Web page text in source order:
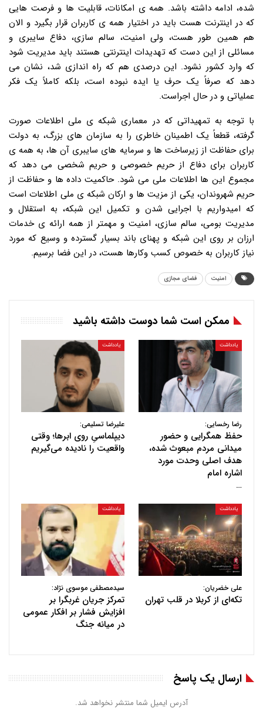
شده، ادامه داشته باشد. همه ی امکانات، قابلیت ها و فرصت هایی
که در اینترنت هست باید در اختیار همه ی کاربران قرار بگیرد و الان
هم همین طور هست، ولی امنیت، سالم سازی، دفاع سایبری و
مسائلی از این دست که تهدیدات اینترنتی هستند باید مدیریت شود
که وارد کشور نشود. این درصدی هم که راه اندازی شد، نشان می
دهد که صرفاً یک حرف یا ایده نبوده است، بلکه کاملاً یک فکر
عملیاتی و در حال اجراست.
با توجه به تمهیداتی که در معماری شبکه ی ملی اطلاعات صورت
گرفته، قطعاً یک اطمینان خاطری را به سازمان های بزرگ، به دولت
برای حفاظت از زیرساخت ها و سرمایه های سایبری آن ها، به همه ی
کاربران برای دفاع از حریم خصوصی و حریم شخصی می دهد که
مجموع این ها اطلاعات ملی می شود. حاکمیت داده ها و حفاظت از
حریم شهروندان، یکی از مزیت ها و ارکان شبکه ی ملی اطلاعات است
که امیدواریم با اجرایی شدن و تکمیل این شبکه، به استقلال و
مدیریت بومی، سالم سازی، امنیت و مهمتر از همه ارائه ی خدمات
ارزان بر روی این شبکه و پهنای باند بسیار گسترده و وسیع که مورد
نیاز کاربران به خصوص کسب وکارها هست، در این فضا برسیم.
امنیت فضای مجازی
ممکن است شما دوست داشته باشید
یادداشت
رضا رخسایی:
حفظ همگرایی و حضور
میدانی مردم مبعوث شده،
هدف اصلی وحدت مورد
اشاره امام
…
یادداشت
علیرضا تسلیمی:
دیپلماسیِ روی ابرها؛ وقتی
واقعیت را نادیده می‌گیریم
یادداشت
علی خضریان:
تکه‌ای از کربلا در قلب تهران
یادداشت
سیدمصطفی موسوی نژاد:
تمرکز جریان غربگرا بر
افزایش فشار بر افکار عمومی
در میانه جنگ
ارسال یک پاسخ
آدرس ایمیل شما منتشر نخواهد شد.